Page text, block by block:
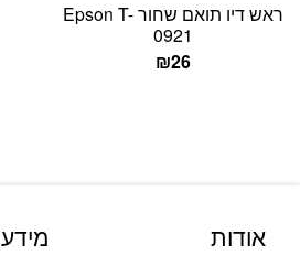
ראש דיו תואם שחור Epson T-
0921
₪26
אודות מידע